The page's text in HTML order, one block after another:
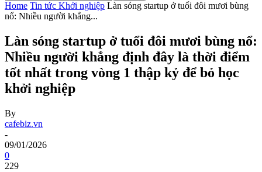
Home Tin tức Khởi nghiệp Làn sóng startup ở tuổi đôi mươi bùng
nổ: Nhiều người khẳng...
Làn sóng startup ở tuổi đôi mươi bùng nổ:
Nhiều người khẳng định đây là thời điểm
tốt nhất trong vòng 1 thập kỷ để bỏ học
khởi nghiệp
By
cafebiz.vn
-
09/01/2026
0
229